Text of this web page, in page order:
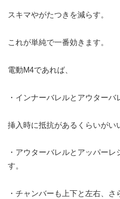
スキマやがたつきを減らす。
これが単純で一番効きます。
電動M4であれば、
・インナーバレルとアウターバ
挿入時に抵抗があるくらいがい
・アウターバレルとアッパー
す。
・チャンバーも上下と左右、